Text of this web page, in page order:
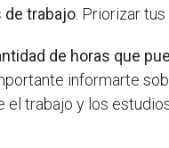
de trabajo . Priorizar
de horas que
informarte
el trabajo y los